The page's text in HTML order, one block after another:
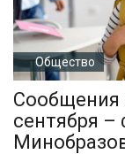
Общество
Сообщения
сентября –